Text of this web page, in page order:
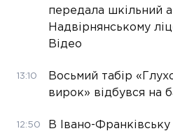
передала шкільний
Надвірнянському
Відео
13:10
Восьмий табір
вирок» відбувся на
12:50
В Івано-Франківську